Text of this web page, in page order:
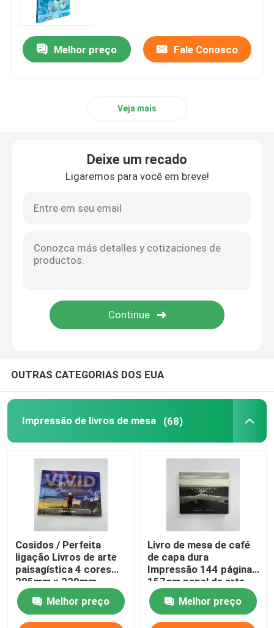
Impressão de periódicos personalizados
Impressão de livros para colorir
Impressão de Bíblias personalizadas
Caixas de embalagem de presentes
Melhor preço Fale Conosco
Veja mais
Deixe um recado
Ligaremos para você em breve!
OUTRAS CATEGORIAS DOS EUA
Impressão de livros de mesa (68)
Cosidos / Perfeita
ligação Livros de arte
paisagística 4 cores
305mm x 229mm
Melhor preço
Livro de mesa de café
de capa dura
Impressão 144 páginas
157gm papel de arte
Melhor preço